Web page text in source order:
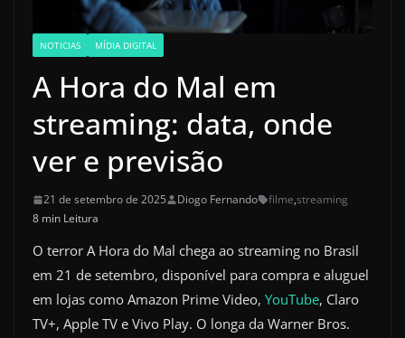
NOTICIAS MÍDIA DIGITAL
A Hora do Mal em
streaming: data, onde
ver e previsão
21 de setembro de 2025 Diogo Fernando filme,streaming
8 min Leitura
O terror A Hora do Mal chega ao streaming no Brasil
em 21 de setembro, disponível para compra e aluguel
em lojas como Amazon Prime Video, YouTube, Claro
TV+, Apple TV e Vivo Play. O longa da Warner Bros.